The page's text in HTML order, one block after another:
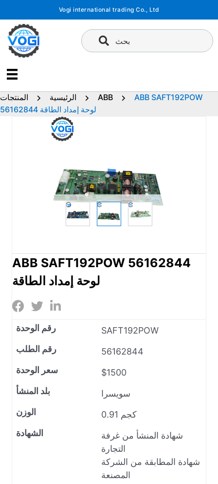
المحتوى
Vogi international trading Co., Ltd
بحث
الرئيسية المنتجات ABB
ABB SAFT192POW
56162844 لوحة إمداد الطاقة
ABB SAFT192POW 56162844
لوحة إمداد الطاقة
رقم الوحدة
SAFT192POW
رقم الطلب
56162844
سعر الوحدة
$1500
بلد المنشأ
سويسرا
الوزن
0.91 كجم
الشهادة
شهادة المنشأ من غرفة
التجارة
شهادة المطابقة من الشركة
المصنعة